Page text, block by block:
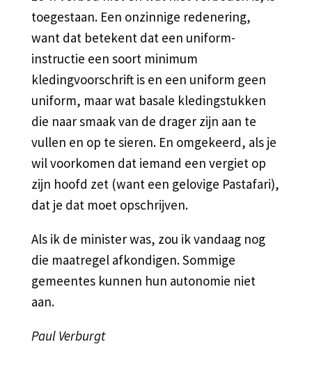
toegestaan. Een onzinnige redenering,
want dat betekent dat een uniform-
instructie een soort minimum
kledingvoorschrift is en een uniform geen
uniform, maar wat basale kledingstukken
die naar smaak van de drager zijn aan te
vullen en op te sieren. En omgekeerd, als je
wil voorkomen dat iemand een vergiet op
zijn hoofd zet (want een gelovige Pastafari),
dat je dat moet opschrijven.
Als ik de minister was, zou ik vandaag nog
die maatregel afkondigen. Sommige
gemeentes kunnen hun autonomie niet
aan.
Paul Verburgt